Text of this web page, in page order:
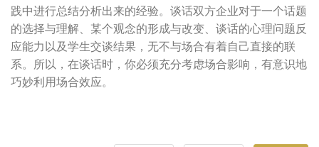
践中进行总结分析出来的经验。谈话双方企业对于一个话题
的选择与理解、某个观念的形成与改变、谈话的心理问题反
应能力以及学生交谈结果，无不与场合有着自己直接的联
系。所以，在谈话时，你必须充分考虑场合影响，有意识地
巧妙利用场合效应。